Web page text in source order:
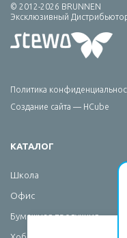
© 2012-2026 BRUNNEN
Эксклюзивный
Политика
Создание сайта — HCube
КАТАЛОГ
Школа
Офис
Бумажная продукция